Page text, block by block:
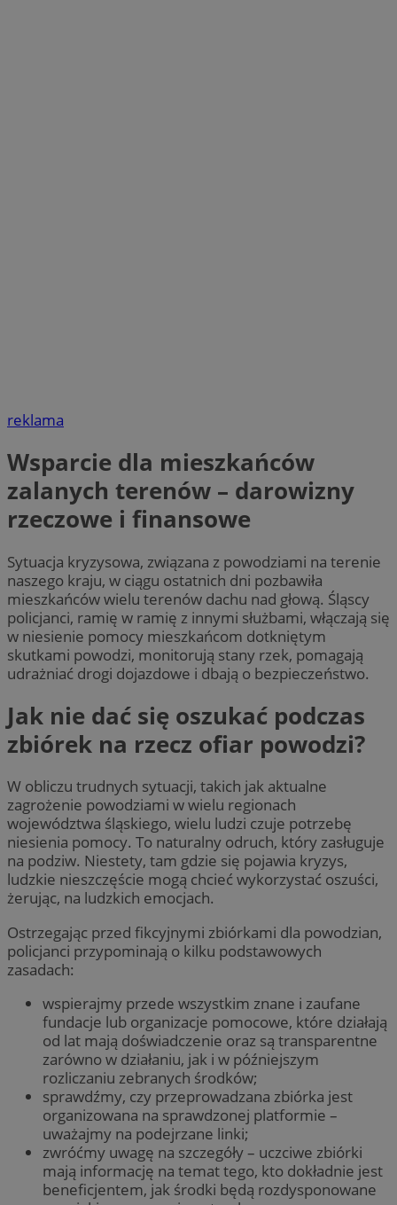
reklama
Wsparcie dla mieszkańców
zalanych terenów – darowizny
rzeczowe i finansowe
Sytuacja kryzysowa, związana z powodziami na terenie
naszego kraju, w ciągu ostatnich dni pozbawiła
mieszkańców wielu terenów dachu nad głową. Śląscy
policjanci, ramię w ramię z innymi służbami, włączają się
w niesienie pomocy mieszkańcom dotkniętym
skutkami powodzi, monitorują stany rzek, pomagają
udrażniać drogi dojazdowe i dbają o bezpieczeństwo.
Jak nie dać się oszukać podczas
zbiórek na rzecz ofiar powodzi?
W obliczu trudnych sytuacji, takich jak aktualne
zagrożenie powodziami w wielu regionach
województwa śląskiego, wielu ludzi czuje potrzebę
niesienia pomocy. To naturalny odruch, który zasługuje
na podziw. Niestety, tam gdzie się pojawia kryzys,
ludzkie nieszczęście mogą chcieć wykorzystać oszuści,
żerując, na ludzkich emocjach.
Ostrzegając przed fikcyjnymi zbiórkami dla powodzian,
policjanci przypominają o kilku podstawowych
zasadach:
wspierajmy przede wszystkim znane i zaufane
fundacje lub organizacje pomocowe, które działają
od lat mają doświadczenie oraz są transparentne
zarówno w działaniu, jak i w późniejszym
rozliczaniu zebranych środków;
sprawdźmy, czy przeprowadzana zbiórka jest
organizowana na sprawdzonej platformie –
uważajmy na podejrzane linki;
zwróćmy uwagę na szczegóły – uczciwe zbiórki
mają informację na temat tego, kto dokładnie jest
beneficjentem, jak środki będą rozdysponowane